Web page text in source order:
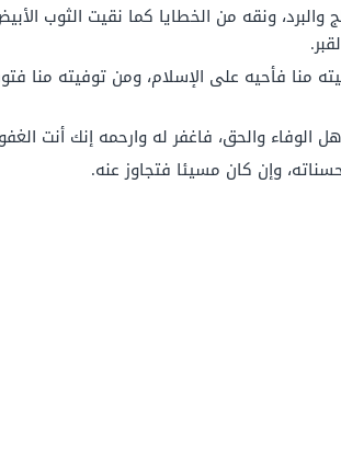
ونقه من الخطايا كما نقيت الثوب
منا فأحيه على الإسلام، ومن توفيته منا
والحق، فاغفر له وارحمه إنك أنت
وإن كان مسيئا فتجاوز عنه.